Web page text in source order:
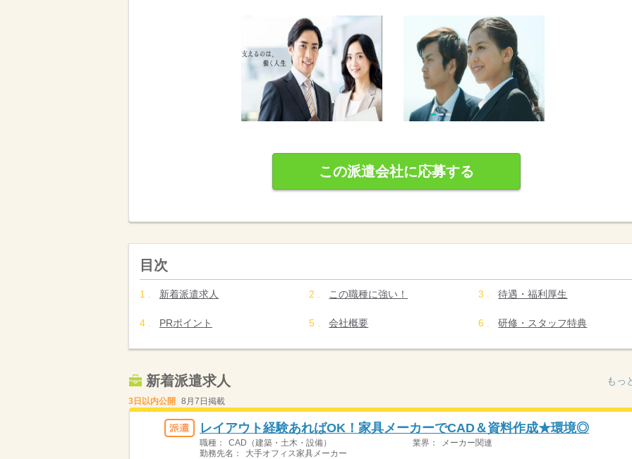
この派遣会社に応募する
目次
新着派遣求人 この職種に強い！ 待遇・福利厚生
PRポイント 会社概要 研修・スタッフ特典
新着派遣求人 もっ
3日以内公開 8月7日掲載
レイアウト経験あればOK！家具メーカーでCAD＆資料作成★環境◎
職種： CAD（建築・土木・設備） 業界：
メーカー関連
勤務先名：
大手オフィス家具メーカー